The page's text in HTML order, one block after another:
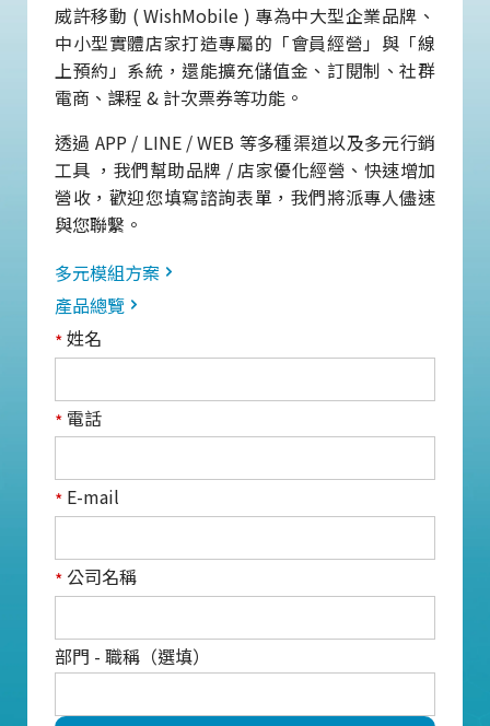
威許移動 ( WishMobile ) 專為中大型企業品牌、
中小型實體店家打造專屬的「會員經營」與「線
上預約」系統，還能擴充儲值金、訂閱制、社群
電商、課程 & 計次票券等功能。
透過 APP / LINE / WEB 等多種渠道以及多元行銷
工具 ，我們幫助品牌 / 店家優化經營、快速增加
營收，歡迎您填寫諮詢表單，我們將派專人儘速
與您聯繫。
多元模組方案
產品總覽
*姓名
* 電話
* E-mail
* 公司名稱
部門 - 職稱（選填）